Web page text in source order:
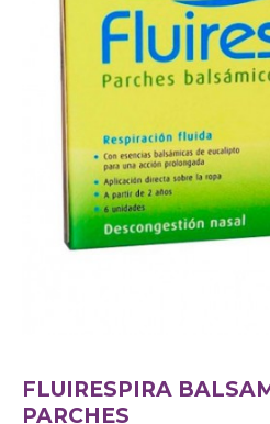
FLUIRESPIRA
PARCHES